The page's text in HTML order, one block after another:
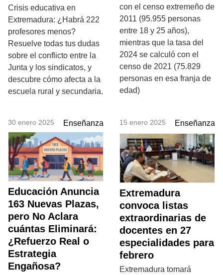
Crisis educativa en
Extremadura: ¿Habrá 222
profesores menos?
Resuelve todas tus dudas
sobre el conflicto entre la
Junta y los sindicatos, y
descubre cómo afecta a la
escuela rural y secundaria.
con el censo extremeño de
2011 (95.955 personas
entre 18 y 25 años),
mientras que la tasa del
2024 se calculó con el
censo de 2021 (75.829
personas en esa franja de
edad)
30 enero 2025 Enseñanza
Educación Anuncia
163 Nuevas Plazas,
pero No Aclara
cuántas Eliminará:
¿Refuerzo Real o
Estrategia
Engañosa?
15 enero 2025 Enseñanza
Extremadura
convoca listas
extraordinarias de
docentes en 27
especialidades para
febrero
Extremadura tomará